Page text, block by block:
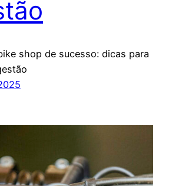
shop de sucesso: dicas para